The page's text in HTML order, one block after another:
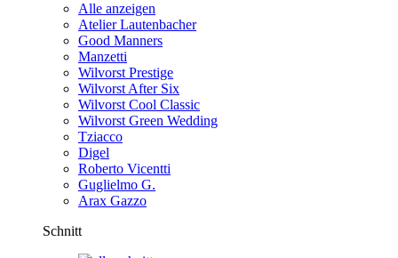
Alle anzeigen
Atelier Lautenbacher
Good Manners
Manzetti
Wilvorst Prestige
Wilvorst After Six
Wilvorst Cool Classic
Wilvorst Green Wedding
Tziacco
Digel
Roberto Vicentti
Guglielmo G.
Arax Gazzo
Schnitt